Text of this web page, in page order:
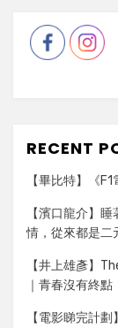
RECENT
【畢比特】《
【濱口龍介】
情，從來都是二
【井上雄彥】
｜青春沒有終
【電影睇完計